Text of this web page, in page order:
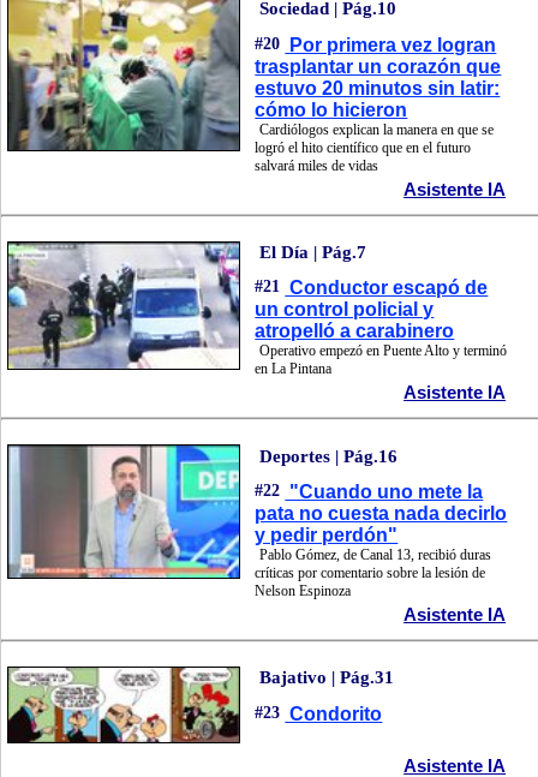
Sociedad | Pág.10
#20
Por primera vez logran
trasplantar un corazón que
estuvo 20 minutos sin latir:
cómo lo hicieron
Cardiólogos explican la manera en que se
logró el hito científico que en el futuro
salvará miles de vidas
Asistente IA
El Día | Pág.7
#21 Conductor escapó de
un control policial y
atropelló a carabinero
Operativo empezó en Puente Alto y terminó
en La Pintana
Asistente IA
Deportes | Pág.16
#22 "Cuando uno mete la
pata no cuesta nada decirlo
y pedir perdón"
Pablo Gómez, de Canal 13, recibió duras
críticas por comentario sobre la lesión de
Nelson Espinoza
Asistente IA
Bajativo | Pág.31
#23 Condorito
Asistente IA